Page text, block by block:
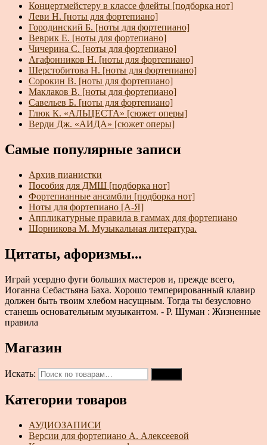
Концертмейстеру в классе флейты [подборка нот]
Леви Н. [ноты для фортепиано]
Городинский Б. [ноты для фортепиано]
Веврик Е. [ноты для фортепиано]
Чичерина С. [ноты для фортепиано]
Агафонников Н. [ноты для фортепиано]
Шерстобитова Н. [ноты для фортепиано]
Сорокин В. [ноты для фортепиано]
Маклаков В. [ноты для фортепиано]
Савельев Б. [ноты для фортепиано]
Глюк К. «АЛЬЦЕСТА» [сюжет оперы]
Верди Дж. «АИДА» [сюжет оперы]
Самые популярные записи
Архив пианистки
Пособия для ДМШ [подборка нот]
Фортепианные ансамбли [подборка нот]
Ноты для фортепиано [А-Я]
Аппликатурные правила в гаммах для фортепиано
Шорникова М. Музыкальная литература.
Цитаты, афоризмы...
Играй усердно фуги больших мастеров и, прежде всего,
Иоганна Себастьяна Баха. Хорошо темперированный клавир
должен быть твоим хлебом насущным. Тогда ты безусловно
станешь основательным музыкантом. - Р. Шуман : Жизненные
правила
Магазин
Искать:
Категории товаров
АУДИОЗАПИСИ
Версии для фортепиано А. Алексеевой